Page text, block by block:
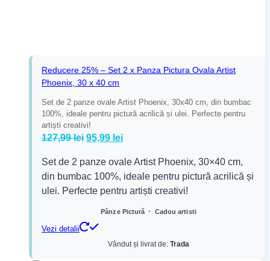
Reducere 25% – Set 2 x Panza Pictura Ovala Artist
Phoenix, 30 x 40 cm
Set de 2 panze ovale Artist Phoenix, 30x40 cm, din bumbac
100%, ideale pentru pictură acrilică și ulei. Perfecte pentru
artiști creativi!
127,99lei Prețul
a
fost:
127,99 lei.
95,99 leiPrețul
este:
95,99 lei.
Set de 2 panze ovale Artist Phoenix, 30×40 cm,
din bumbac 100%, ideale pentru pictură acrilică și
ulei. Perfecte pentru artiști creativi!
Pânze Pictură • Cadou artisti
Vezi detalii
Vândut și livrat de: Trada